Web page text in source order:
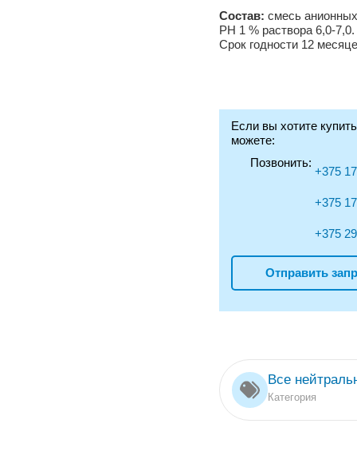
Состав: смесь
РН 1 % раствора 6,0-7,0.
Срок годности 12
Если вы хотите
можете:
Позвонить:
+375
+375
+375
Отправить
Все
Категория